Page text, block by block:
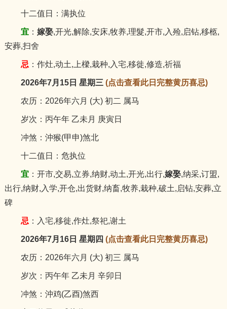
十二值日：满执位
宜： 嫁娶,开光,解除,安床,牧养,理髮,开市,入殓,启钻,移柩,
安葬,扫舍
忌 ：作灶,动土,上樑,栽种,入宅,移徙,修造,祈福
2026年7月15日 星期三 (点击查看此日完整黄历喜忌)
农历：2026年六月 (大) 初二 属马
岁次：丙午年 乙未月 庚寅日
冲煞：沖猴(甲申)煞北
十二值日：危执位
宜：开市,交易,立券,纳财,动土,开光,出行,嫁娶,纳采,订盟,
出行,纳财,入学,开仓,出货财,纳畜,牧养,栽种,破土,启钻,安葬,立
碑
忌 ：入宅,移徙,作灶,祭祀,谢土
2026年7月16日 星期四 (点击查看此日完整黄历喜忌)
农历：2026年六月 (大) 初三 属马
岁次：丙午年 乙未月 辛卯日
冲煞：沖鸡(乙酉)煞西